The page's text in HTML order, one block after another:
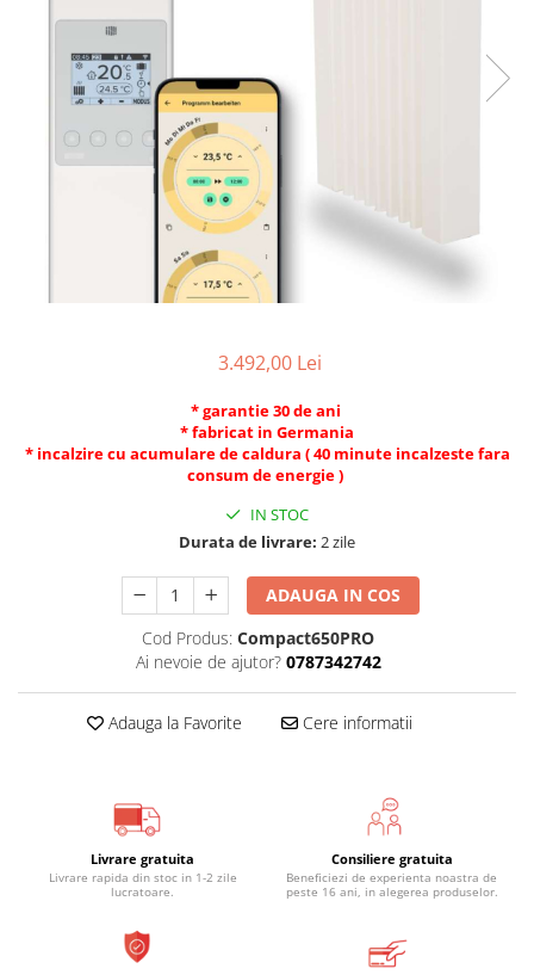
3.492,00 Lei
* garantie 30 de ani
* fabricat in Germania
* incalzire cu acumulare de caldura ( 40 minute incalzeste fara
consum de energie )
IN STOC
Durata de livrare: 2 zile
ADAUGA IN COS
Cod Produs: Compact650PRO
Ai nevoie de ajutor? 0787342742
Adauga la Favorite Cere informatii
Livrare gratuita
Livrare rapida din stoc in 1-2 zile
lucratoare.
Consiliere gratuita
Beneficiezi de experienta noastra de
peste 16 ani, in alegerea produselor.